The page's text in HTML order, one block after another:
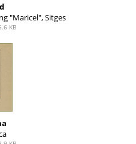
"Maricel", Sitges
KB